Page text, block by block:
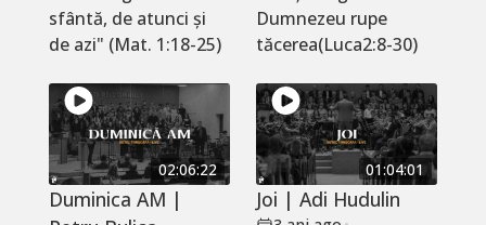
sfântă, de atunci și
de azi" (Mat. 1:18-25)
Dumnezeu rupe
tăcerea(Luca2:8-30)
02:06:22
Duminica AM |
01:04:01
Joi | Adi Hudulin